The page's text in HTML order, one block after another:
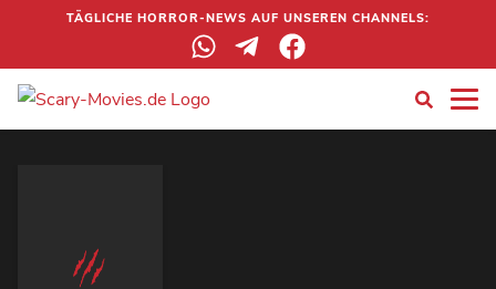
TÄGLICHE HORROR-NEWS AUF UNSEREN CHANNELS: